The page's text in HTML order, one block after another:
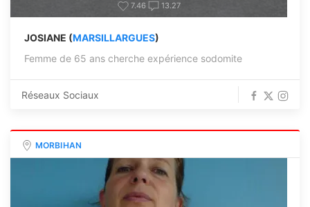
7.46 13.27
JOSIANE (MARSILLARGUES)
Femme de 65 ans cherche expérience sodomite
Réseaux Sociaux
MORBIHAN